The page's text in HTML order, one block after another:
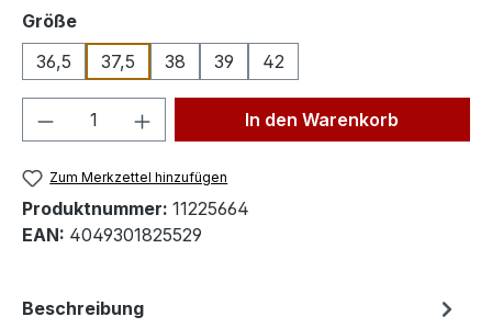
Größeauswählen
36,5
37,5 38 39 42
Produkt Anzahl: Gib denIn den Warenkorb
Zum Merkzettel hinzufügen
Produktnummer: 11225664
EAN: 4049301825529
Beschreibung